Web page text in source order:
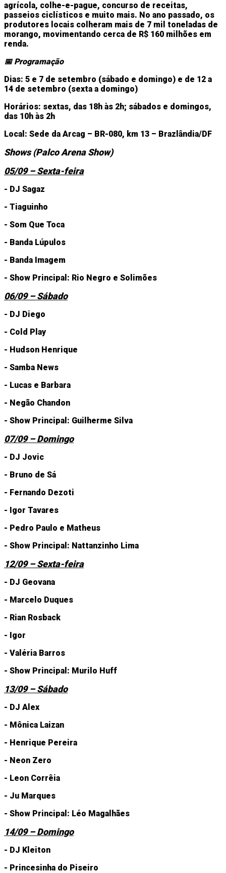
agrícola, colhe-e-pague, concurso de receitas,
passeios ciclísticos e muito mais. No ano passado, os
produtores locais colheram mais de 7 mil toneladas de
morango, movimentando cerca de R$ 160 milhões em
renda.
📅 Programação
Dias: 5 e 7 de setembro (sábado e domingo) e de 12 a
14 de setembro (sexta a domingo)
Horários: sextas, das 18h às 2h; sábados e domingos,
das 10h às 2h
Local: Sede da Arcag – BR-080, km 13 – Brazlândia/DF
Shows (Palco Arena Show)
05/09 – Sexta-feira
- DJ Sagaz
- Tiaguinho
- Som Que Toca
- Banda Lúpulos
- Banda Imagem
- Show Principal: Rio Negro e Solimões
06/09 – Sábado
- DJ Diego
- Cold Play
- Hudson Henrique
- Samba News
- Lucas e Barbara
- Negão Chandon
- Show Principal: Guilherme Silva
07/09 – Domingo
- DJ Jovic
- Bruno de Sá
- Fernando Dezoti
- Igor Tavares
- Pedro Paulo e Matheus
- Show Principal: Nattanzinho Lima
12/09 – Sexta-feira
- DJ Geovana
- Marcelo Duques
- Rian Rosback
- Igor
- Valéria Barros
- Show Principal: Murilo Huff
13/09 – Sábado
- DJ Alex
- Mônica Laizan
- Henrique Pereira
- Neon Zero
- Leon Corrêia
- Ju Marques
- Show Principal: Léo Magalhães
14/09 – Domingo
- DJ Kleiton
- Princesinha do Piseiro